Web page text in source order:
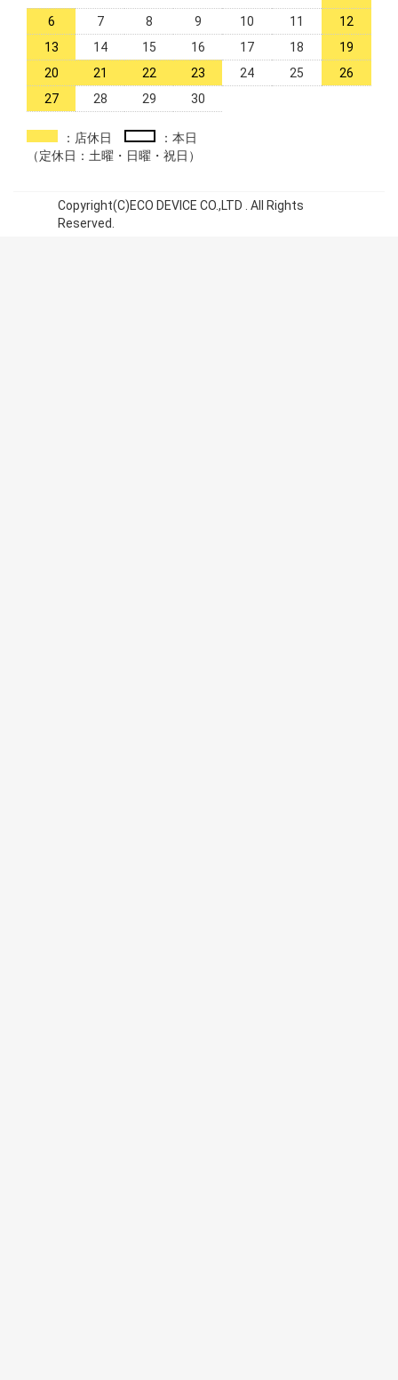
6
7 8 9 10 11
12
13
14 15 16 17 18
19
20
21 22 23 24 25
26
27
28 29 30
：店休日
：本日
（定休日：土曜・日曜・祝日）
Copyright(C)ECO DEVICE CO.,LTD . All Rights
Reserved.